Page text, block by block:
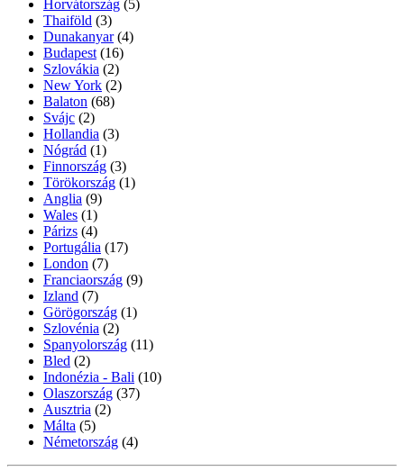
Horvátország (5)
Thaiföld (3)
Dunakanyar (4)
Budapest (16)
Szlovákia (2)
New York (2)
Balaton (68)
Svájc (2)
Hollandia (3)
Nógrád (1)
Finnország (3)
Törökország (1)
Anglia (9)
Wales (1)
Párizs (4)
Portugália (17)
London (7)
Franciaország (9)
Izland (7)
Görögország (1)
Szlovénia (2)
Spanyolország (11)
Bled (2)
Indonézia - Bali (10)
Olaszország (37)
Ausztria (2)
Málta (5)
Németország (4)